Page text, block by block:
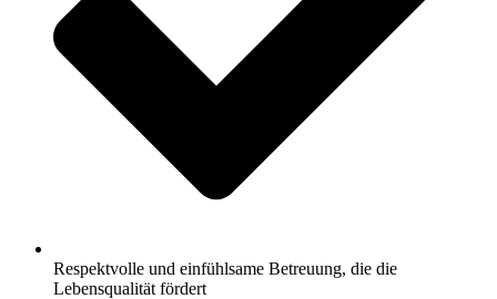
Respektvolle und einfühlsame Betreuung, die die
Lebensqualität fördert